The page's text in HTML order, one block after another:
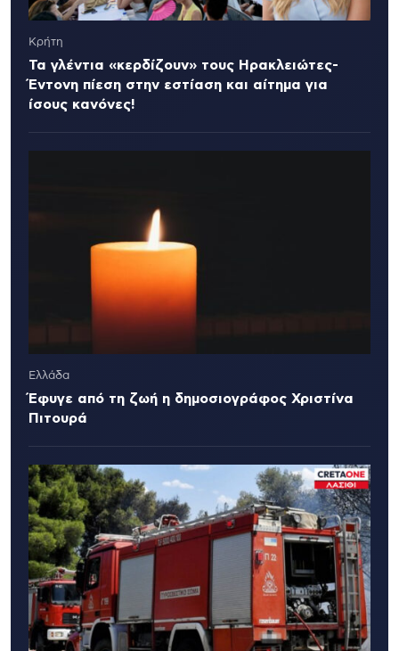
Κρήτη
Τα γλέντια «κερδίζουν» τους Ηρακλειώτες-
Έντονη πίεση στην εστίαση και αίτημα για
ίσους κανόνες!
Ελλάδα
Έφυγε από τη ζωή η δημοσιογράφος Χριστίνα
Πιτουρά